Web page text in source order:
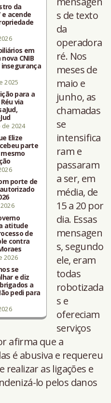
da
e acende
em
CNIB
insegurança
2025
para a
via
2024
Elize
parte
porte de
atitude
de
contra
2026
se
e diz
a
pedi para
s de texto
da
operadora
ré. Nos
meses de
maio e
junho, as
chamadas
se
intensifica
ram e
passaram
a ser, em
média, de
15 a 20 por
dia. Essas
mensagen
s, segundo
ele, eram
todas
robotizada
s e
ofereciam
serviços
afirma que a
é abusiva e requereu
realizar as ligações e
lo pelos danos